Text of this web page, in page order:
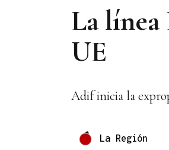
La línea
UE
Adif inicia la
La Región